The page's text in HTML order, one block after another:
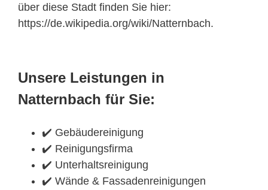
über diese Stadt finden Sie hier:
https://de.wikipedia.org/wiki/Natternbach.
Unsere Leistungen in
Natternbach für Sie:
✔️ Gebäudereinigung
✔️ Reinigungsfirma
✔️ Unterhaltsreinigung
✔️ Wände & Fassadenreinigungen